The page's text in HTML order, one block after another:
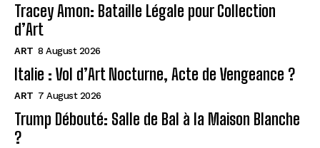
Tracey Amon: Bataille Légale pour Collection
d’Art
ART 8 August 2026
Italie : Vol d’Art Nocturne, Acte de Vengeance ?
ART 7 August 2026
Trump Débouté: Salle de Bal à la Maison Blanche
?